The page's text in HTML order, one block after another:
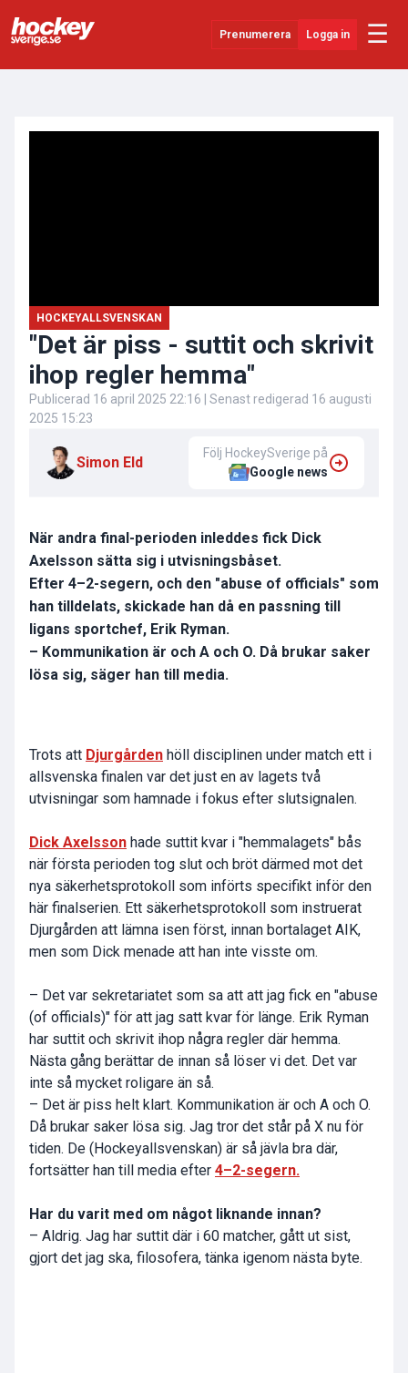
Prenumerera Logga in ☰
HOCKEYALLSVENSKAN
"Det är piss - suttit och skrivit
ihop regler hemma"
Publicerad 16 april 2025 22:16 | Senast redigerad 16 augusti
2025 15:23
Simon Eld
Följ HockeySverige på
Google news
När andra final-perioden inleddes fick Dick
Axelsson sätta sig i utvisningsbåset.
Efter 4–2-segern, och den "abuse of officials" som
han tilldelats, skickade han då en passning till
ligans sportchef, Erik Ryman.
– Kommunikation är och A och O. Då brukar saker
lösa sig, säger han till media.
Trots att Djurgården höll disciplinen under match ett i
allsvenska finalen var det just en av lagets två
utvisningar som hamnade i fokus efter slutsignalen.
Dick Axelsson hade suttit kvar i "hemmalagets" bås
när första perioden tog slut och bröt därmed mot det
nya säkerhetsprotokoll som införts specifikt inför den
här finalserien. Ett säkerhetsprotokoll som instruerat
Djurgården att lämna isen först, innan bortalaget AIK,
men som Dick menade att han inte visste om.
– Det var sekretariatet som sa att att jag fick en "abuse
(of officials)" för att jag satt kvar för länge. Erik Ryman
har suttit och skrivit ihop några regler där hemma.
Nästa gång berättar de innan så löser vi det. Det var
inte så mycket roligare än så.
– Det är piss helt klart. Kommunikation är och A och O.
Då brukar saker lösa sig. Jag tror det står på X nu för
tiden. De (Hockeyallsvenskan) är så jävla bra där,
fortsätter han till media efter 4–2-segern.
Har du varit med om något liknande innan?
– Aldrig. Jag har suttit där i 60 matcher, gått ut sist,
gjort det jag ska, filosofera, tänka igenom nästa byte.